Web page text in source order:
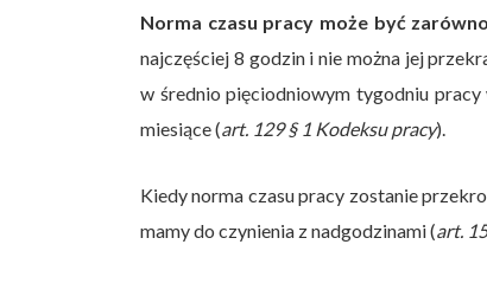
Norma czasu pracy może być
najczęściej 8 godzin i nie można jej
w średnio pięciodniowym tygodniu
miesiące (art. 129 § 1 Kodeksu pracy).
Kiedy norma czasu pracy zostanie
mamy do czynienia z nadgodzinami (art.